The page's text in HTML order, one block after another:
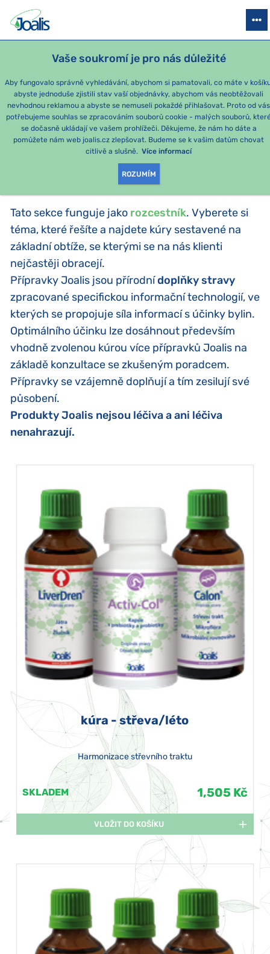
Vaše soukromí je pro nás důležité
Aby fungovalo správně vyhledávání, abychom si pamatovali, co máte v
abyste jednoduše zjistili stav vaší objednávky, abychom vás neobtěžovali
nevhodnou reklamou a abyste se nemuseli pokaždé přihlašovat. Proto od vás
potřebujeme souhlas se zpracováním souborů cookie - malých souborů,
se dočasně ukládají ve vašem prohlížeči. Děkujeme, že nám ho dáte a
pomůžete nám web joalis.cz zlepšovat. Budeme se k vašim datům chovat
citlivě a slušně. Více informací
ROZUMÍM
PRODUKTY PODLE OBTÍŽÍ SEZÓNNÍ BALÍČKY PRO DĚTI
Momentálně nejoblíbenější produkty
PRODUKTY PODLE
KATEGORIE:
PODLE OBTÍŽÍ
Tato sekce funguje jako rozcestník. Vyberete si
téma, které řešíte a najdete kúry sestavené na
základní obtíže, se kterými se na nás klienti
nejčastěji obracejí.
Přípravky Joalis jsou přírodnídoplňky stravy
zpracované specifickou informační technologií, ve
kterých se propojuje síla informací s účinky bylin.
Optimálního účinku lze dosáhnout především
vhodně zvolenou kúrou více přípravků Joalis na
základě konzultace se zkušeným poradcem.
Přípravky se vzájemně doplňují a tím zesilují své
působení.
Produkty Joalis nejsou léčiva a ani léčiva
nenahrazují.
kúra - střeva/léto
Harmonizace střevního traktu
SKLADEM 1,505 Kč
VLOŽIT DO KOŠÍKU